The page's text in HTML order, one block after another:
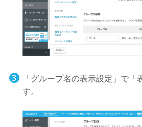
「グループ名の表示設定」で「
す。